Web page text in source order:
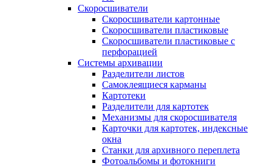
Скоросшиватели
Скоросшиватели картонные
Скоросшиватели пластиковые
Скоросшиватели пластиковые с
перфорацией
Системы архивации
Разделители листов
Самоклеящиеся карманы
Картотеки
Разделители для картотек
Механизмы для скоросшивателя
Карточки для картотек, индексные
окна
Станки для архивного переплета
Фотоальбомы и фотокниги